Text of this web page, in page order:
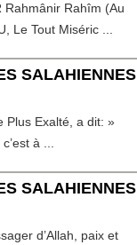
Rahmânir Rahîm (Au
Le Tout Miséric ...
SALAHIENNES
Plus Exalté, a dit: »
à ...
SALAHIENNES
d’Allah, paix et